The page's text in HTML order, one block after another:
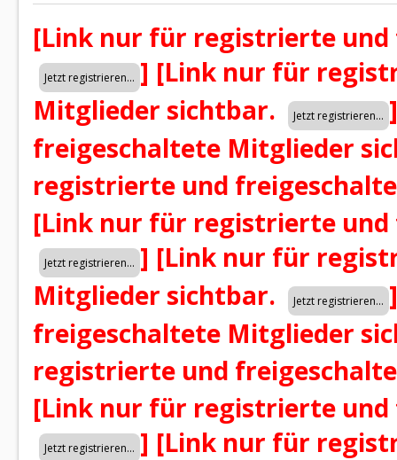
[Link nur für registrierte
] [Link nur für
Mitglieder sichtbar.
]
freigeschaltete Mitglieder
registrierte und
[Link nur für registrierte
] [Link nur für
Mitglieder sichtbar.
]
freigeschaltete Mitglieder
registrierte und
[Link nur für registrierte
] [Link nur für